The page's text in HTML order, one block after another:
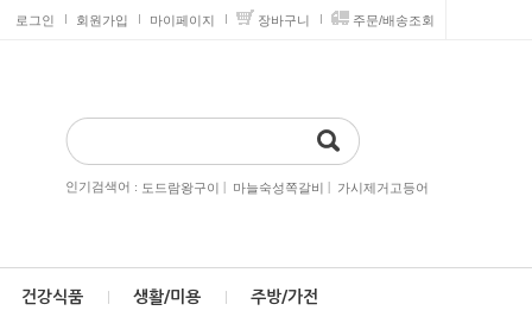
로그인 회원가입 마이페이지 장바구니 주문/배송조회
인기검색어 : 도드람왕구이 | 마늘숙성쪽갈비 | 가시제거고등어
건강식품 생활/미용 주방/가전